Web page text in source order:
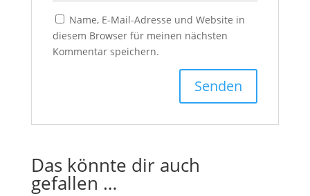
Name, E-Mail-Adresse und Website in
diesem Browser für meinen nächsten
Kommentar speichern.
Das könnte dir auch
gefallen …